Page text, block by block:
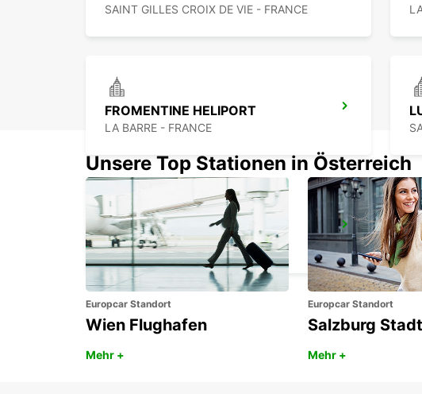
SAINT GILLES CROIX DE VIE - FRANCE
FROMENTINE HELIPORT
LA BARRE - FRANCE
LA ROCHELLE FLUGHAFEN
LA ROCHELLE - FRANCE
Unsere Top Stationen in Österreich
Europcar Standort
Wien Flughafen
Mehr +
Europcar Standort
Salzburg Stadt
Mehr +